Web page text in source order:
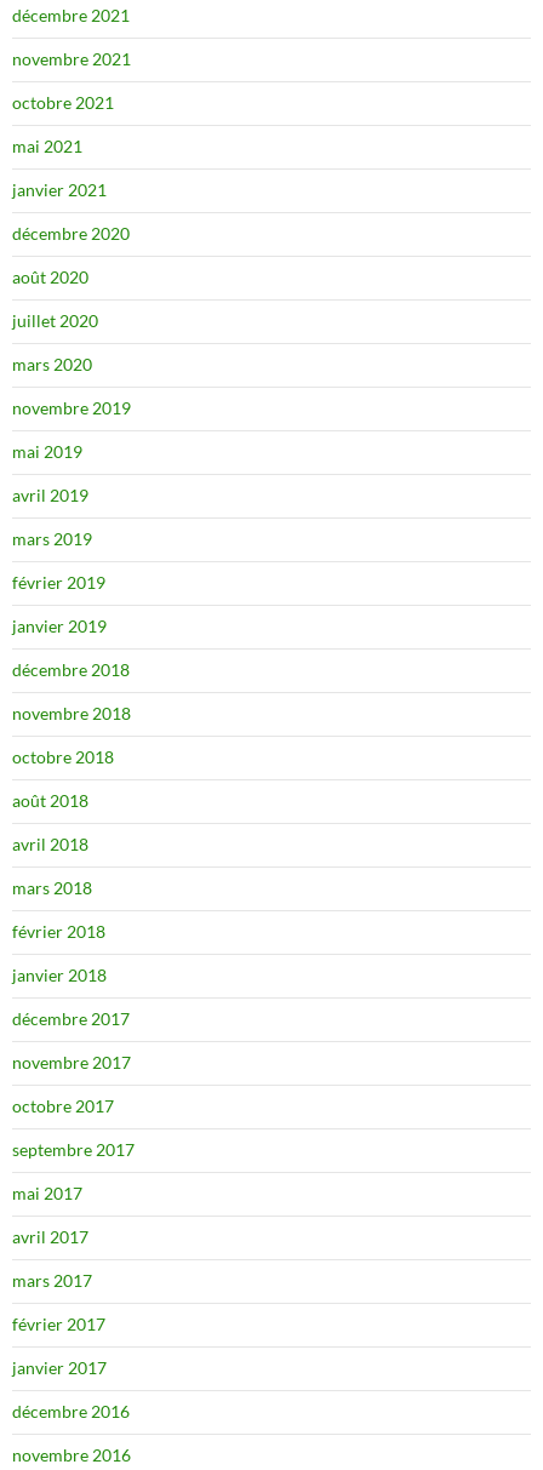
décembre 2021
novembre 2021
octobre 2021
mai 2021
janvier 2021
décembre 2020
août 2020
juillet 2020
mars 2020
novembre 2019
mai 2019
avril 2019
mars 2019
février 2019
janvier 2019
décembre 2018
novembre 2018
octobre 2018
août 2018
avril 2018
mars 2018
février 2018
janvier 2018
décembre 2017
novembre 2017
octobre 2017
septembre 2017
mai 2017
avril 2017
mars 2017
février 2017
janvier 2017
décembre 2016
novembre 2016